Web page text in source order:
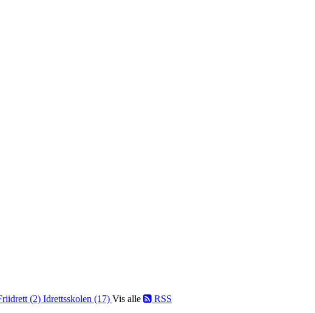
(2) Idrettsskolen (17) Vis alle RSS